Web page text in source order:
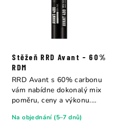
Stěžeň RRD Avant - 60%
RDM
Na objednání (5–7 dnů)
RRD Avant s 60% carbonu
vám nabídne dokonalý mix
poměru, ceny a výkonu.